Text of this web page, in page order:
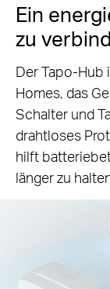
Ein
zu
Der Tapo-Hub
Homes, das
Schalter und
drahtloses
hilft
länger zu